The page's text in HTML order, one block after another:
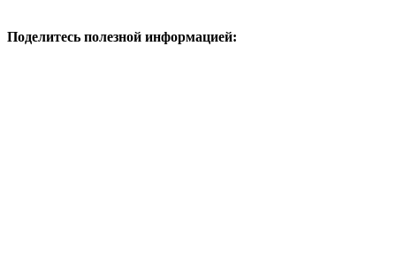
Поделитесь полезной информацией: